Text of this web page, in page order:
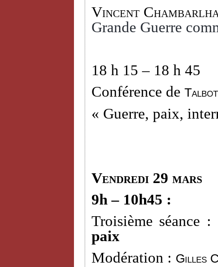
Vincent
Grande Guerre
18 h 15 – 18 h 45
Conférence de
« Guerre, paix,
Vendredi 29 mars
9h – 10h45 :
Troisième séance :
paix
Modération : Gilles